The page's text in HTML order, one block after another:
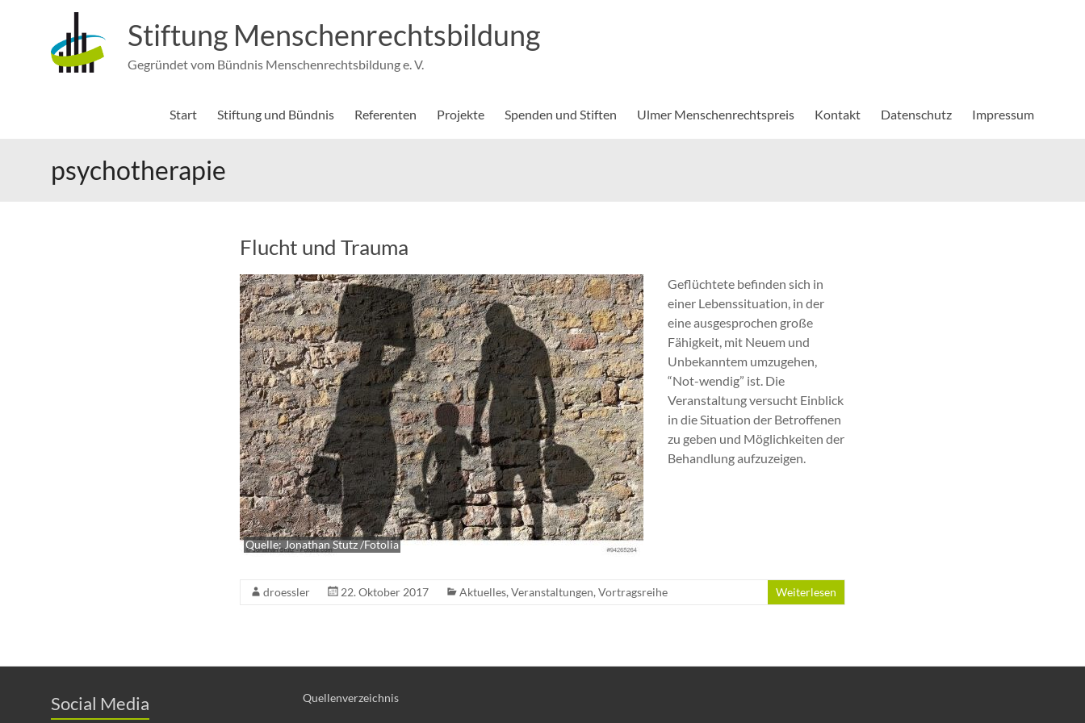
Stiftung Menschenrechtsbildung
Gegründet vom Bündnis Menschenrechtsbildung e. V.
Start Stiftung und Bündnis Referenten Projekte Spenden und Stiften Ulmer Menschenrechtspreis Kontakt Datenschutz Impressum
psychotherapie
Flucht und Trauma
Quelle: Jonathan Stutz /Fotolia
Geflüchtete befinden sich in
einer Lebenssituation, in der
eine ausgesprochen große
Fähigkeit, mit Neuem und
Unbekanntem umzugehen,
“Not-wendig” ist. Die
Veranstaltung versucht Einblick
in die Situation der Betroffenen
zu geben und Möglichkeiten der
Behandlung aufzuzeigen.
droessler 22. Oktober 2017 Aktuelles, Veranstaltungen, Vortragsreihe Weiterlesen
Social Media Quellenverzeichnis